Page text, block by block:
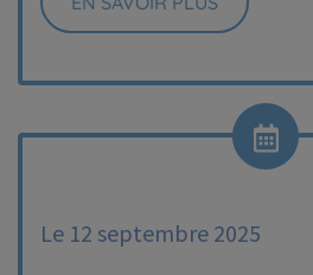
Le 12 septembre 2025